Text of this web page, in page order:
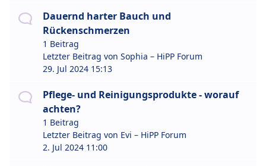
Dauernd harter Bauch und
Rückenschmerzen
1 Beitrag
Letzter Beitrag von Sophia – HiPP Forum
29. Jul 2024 15:13
Pflege- und Reinigungsprodukte - worauf
achten?
1 Beitrag
Letzter Beitrag von Evi – HiPP Forum
2. Jul 2024 11:00